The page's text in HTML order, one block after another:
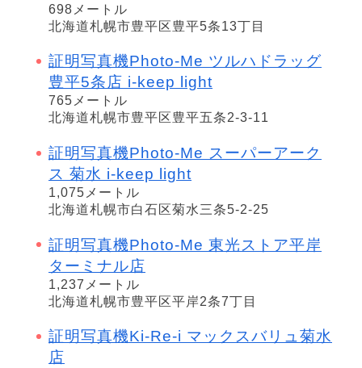
698メートル
北海道札幌市豊平区豊平5条13丁目
証明写真機Photo-Me ツルハドラッグ
豊平5条店 i-keep light
765メートル
北海道札幌市豊平区豊平五条2-3-11
証明写真機Photo-Me スーパーアーク
ス 菊水 i-keep light
1,075メートル
北海道札幌市白石区菊水三条5-2-25
証明写真機Photo-Me 東光ストア平岸
ターミナル店
1,237メートル
北海道札幌市豊平区平岸2条7丁目
証明写真機Ki-Re-i マックスバリュ菊水
店